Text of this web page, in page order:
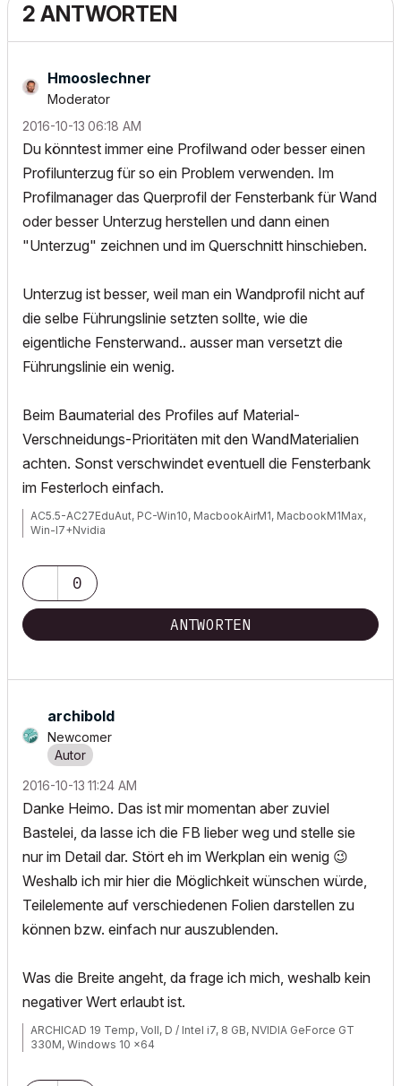
2 ANTWORTEN
Hmooslechner
Moderator
‎2016-10-13 06:18 AM
Du könntest immer eine Profilwand oder besser einen
Profilunterzug für so ein Problem verwenden. Im
Profilmanager das Querprofil der Fensterbank für Wand
oder besser Unterzug herstellen und dann einen
"Unterzug" zeichnen und im Querschnitt hinschieben.
Unterzug ist besser, weil man ein Wandprofil nicht auf
die selbe Führungslinie setzten sollte, wie die
eigentliche Fensterwand.. ausser man versetzt die
Führungslinie ein wenig.
Beim Baumaterial des Profiles auf Material-
Verschneidungs-Prioritäten mit den WandMaterialien
achten. Sonst verschwindet eventuell die Fensterbank
im Festerloch einfach.
AC5.5-AC27EduAut, PC-Win10, MacbookAirM1, MacbookM1Max,
Win-I7+Nvidia
0
ANTWORTEN
archibold
Newcomer
‎2016-10-13 11:24 AM
Danke Heimo. Das ist mir momentan aber zuviel
Bastelei, da lasse ich die FB lieber weg und stelle sie
nur im Detail dar. Stört eh im Werkplan ein wenig 😉
Weshalb ich mir hier die Möglichkeit wünschen würde,
Teilelemente auf verschiedenen Folien darstellen zu
können bzw. einfach nur auszublenden.
Was die Breite angeht, da frage ich mich, weshalb kein
negativer Wert erlaubt ist.
ARCHICAD 19 Temp, Voll, D / Intel i7, 8 GB, NVIDIA GeForce GT
330M, Windows 10 x64